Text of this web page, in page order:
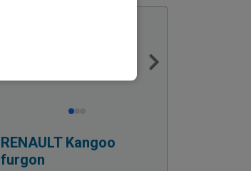
RENAULTKangoo
furgon